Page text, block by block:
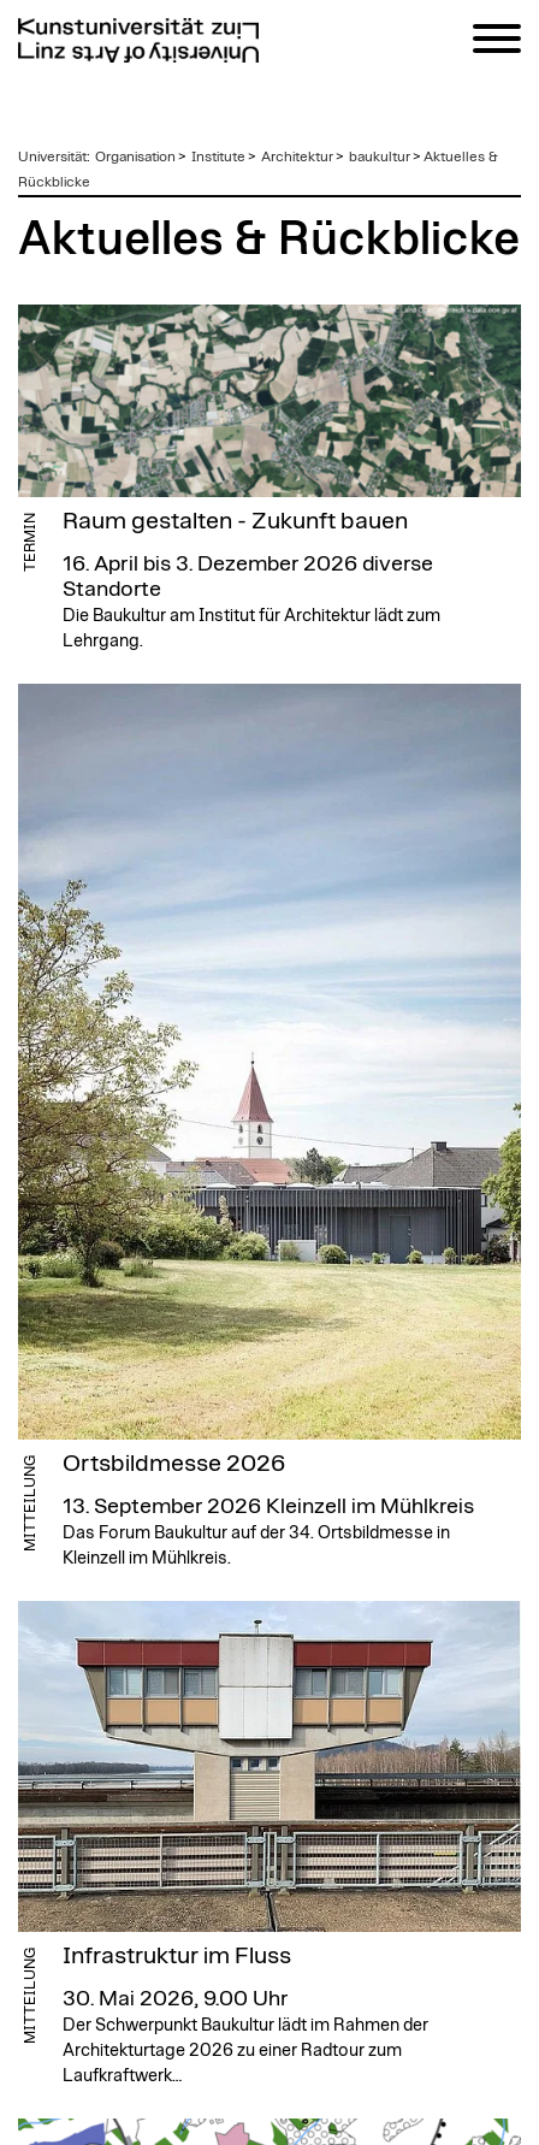
zum
Inhalt
Universität: Organisation > Institute > Architektur> baukultur> Aktuelles &
Rückblicke
Aktuelles & Rückblicke
TERMIN Raum gestalten - Zukunft bauen
16. April bis 3. Dezember 2026 diverse
Standorte
Die Baukultur am Institut für Architektur lädt zum
Lehrgang.
MITTEILUNG Ortsbildmesse 2026
13. September 2026 Kleinzell im Mühlkreis
Das Forum Baukultur auf der 34. Ortsbildmesse in
Kleinzell im Mühlkreis.
MITTEILUNG Infrastruktur im Fluss
30. Mai 2026, 9.00 Uhr
Der Schwerpunkt Baukultur lädt im Rahmen der
Architekturtage 2026 zu einer Radtour zum
Laufkraftwerk…